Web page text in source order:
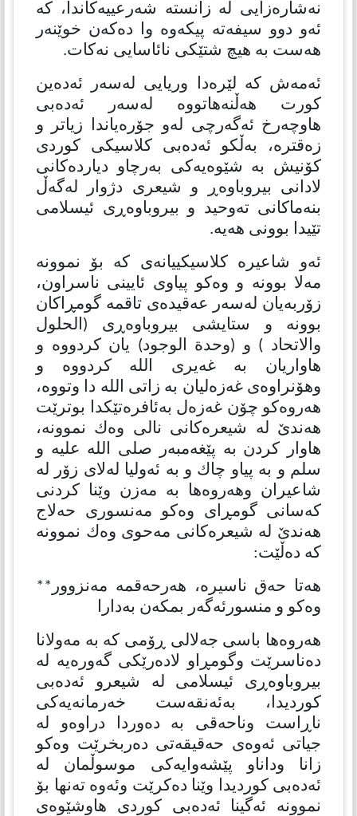
نەشارەزایی لە زانستە شەرعییەكاندا، كە
ئەو دوو سیفەتە پیكەوە وا دەكەن خوێنەر
هەست بە هیچ شتێكی نائاسایی نەكات.
ئەمەش كە لێرەدا وریایی لەسەر ئەدەین
كورت هەڵنەهاتووە لەسەر ئەدەبی
هاوچەرخ ئەگەرچی لەو جۆرەیاندا زیاتر و
زەقترە، بەڵكو ئەدەبی كلاسیكی كوردی
كۆنیش بە شێوەیەكی بەرچاو دیاردەكانی
لادانی بیروباوەڕ و شیعری دژوار لەگەڵ
بنەماكانی تەوحید و بیروباوەڕی ئیسلامی
تێیدا بوونی هەیە.
ئەو شاعیرە كلاسیكییانەی كە بۆ نموونە
مەلا بوونە و وەكو پیاوی ئایینی ناسراون،
زۆربەیان لەسەر عەقیدەی تاقمە گومڕاكان
بوونە و ستایشی بیروباوەڕی (الحلول
والاتحاد ) و (وحدة الوجود) یان كردووە و
هاواریان بە غەیری الله كردووە و
وهۆنراوەی غەزەلیان بە زاتی الله دا وتووە،
هەروەكو چۆن غەزەل بەئافرەتێكدا بوترێت
هەندێ لە شیعرەكانی نالی وەك نموونە،
هاوار كردن بە پێغەمبەر صلی الله علیه و
سلم و بە پیاو چاك و بە ئەولیا لەلای زۆر لە
شاعیران وهەروەها بە مەزن وێنا كردنی
كەسانی گومڕای وەكو مەنسوری حەلاج
هەندێ لە شیعرەكانی مەحوی وەك نموونە
كە دەڵێت:
هەتا حەق ناسیرە، هەرحەقمە مەنزوور**
وەکو و منسورئەگەر بمکەن بەدارا
هەروەها باسی جەلالی ڕۆمی كە بە مەولانا
دەناسرێت وگومڕاو لادەرێکی گەورەیە لە
بیروباوەڕی ئیسلامی لە شیعرو ئەدەبی
کوردیدا، بەئەنقەست خەرمانەیەکی
ناڕاست وناحەقی بە دەوردا دراوەو لە
جیاتی ئەوەی حەقیقەتی دەربخرێت وەکو
زانا وداناو پێشەوایەکی موسوڵمان لە
ئەدەبی کوردیدا وێنا دەکرێت وئەوە تەنها بۆ
نموونە ئەگینا ئەدەبی کوردی هاوشێوەی